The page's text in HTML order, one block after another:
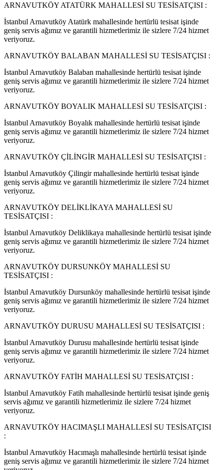
ARNAVUTKÖY ATATÜRK MAHALLESİ SU TESİSATÇISI :
İstanbul Arnavutköy Atatürk mahallesinde hertürlü tesisat işinde
geniş servis ağımız ve garantili hizmetlerimiz ile sizlere 7/24 hizmet
veriyoruz.
ARNAVUTKÖY BALABAN MAHALLESİ SU TESİSATÇISI :
İstanbul Arnavutköy Balaban mahallesinde hertürlü tesisat işinde
geniş servis ağımız ve garantili hizmetlerimiz ile sizlere 7/24 hizmet
veriyoruz.
ARNAVUTKÖY BOYALIK MAHALLESİ SU TESİSATÇISI :
İstanbul Arnavutköy Boyalık mahallesinde hertürlü tesisat işinde
geniş servis ağımız ve garantili hizmetlerimiz ile sizlere 7/24 hizmet
veriyoruz.
ARNAVUTKÖY ÇİLİNGİR MAHALLESİ SU TESİSATÇISI :
İstanbul Arnavutköy Çilingir mahallesinde hertürlü tesisat işinde
geniş servis ağımız ve garantili hizmetlerimiz ile sizlere 7/24 hizmet
veriyoruz.
ARNAVUTKÖY DELİKLİKAYA MAHALLESİ SU
TESİSATÇISI :
İstanbul Arnavutköy Deliklikaya mahallesinde hertürlü tesisat işinde
geniş servis ağımız ve garantili hizmetlerimiz ile sizlere 7/24 hizmet
veriyoruz.
ARNAVUTKÖY DURSUNKÖY MAHALLESİ SU
TESİSATÇISI :
İstanbul Arnavutköy Dursunköy mahallesinde hertürlü tesisat işinde
geniş servis ağımız ve garantili hizmetlerimiz ile sizlere 7/24 hizmet
veriyoruz.
ARNAVUTKÖY DURUSU MAHALLESİ SU TESİSATÇISI :
İstanbul Arnavutköy Durusu mahallesinde hertürlü tesisat işinde
geniş servis ağımız ve garantili hizmetlerimiz ile sizlere 7/24 hizmet
veriyoruz.
ARNAVUTKÖY FATİH MAHALLESİ SU TESİSATÇISI :
İstanbul Arnavutköy Fatih mahallesinde hertürlü tesisat işinde geniş
servis ağımız ve garantili hizmetlerimiz ile sizlere 7/24 hizmet
veriyoruz.
ARNAVUTKÖY HACIMAŞLI MAHALLESİ SU TESİSATÇISI
:
İstanbul Arnavutköy Hacımaşlı mahallesinde hertürlü tesisat işinde
geniş servis ağımız ve garantili hizmetlerimiz ile sizlere 7/24 hizmet